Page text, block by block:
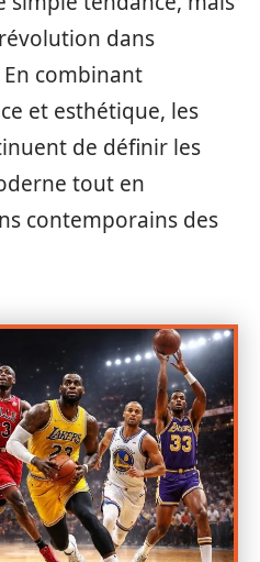
dans
combinant
et esthétique, les
de définir les
tout en
contemporains des